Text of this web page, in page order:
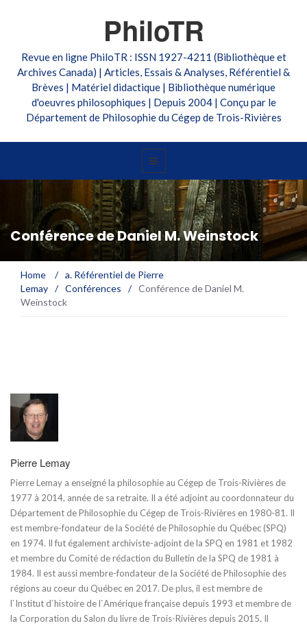
PhiloTR
Revue en ligne PhiloTR : ISSN 1927-4211 (Bibliothèque et
Archives Canada) | Articles, Essais & Analyses, Référentiel &
Brèves | Matériel didactique | Bibliothèque numérique
d'oeuvres philosophiques | Depuis 2004 | Conçu par le
Département de Philosophie du Cégep de Trois-Rivières
Conférence de Daniel M. Weinstock
Home / a. Référentiel de Pierre
Lemay / Conférences / Conférence de Daniel M.
Weinstock
Pierre Lemay
Pierre Lemay a enseigné la philosophie au Cégep de Trois-Rivières de
1977 à 2014, année de sa retraite. Il a été adjoint au coordonnateur du
Département de Philosophie du Cégep de Trois-Rivières en 1980-81. Il
est membre-fondateur de la Société de Philosophie du Québec (SPQ)
en 1974. Il fut également archiviste-adjoint de la SPQ en 1981 et 1982
et membre du Comité de rédaction du Bulletin de la SPQ de 1981 à
1984. Il est aussi membre-fondateur de la Société de Philosophie des
régions au coeur du Québec en 2017. De plus, il est membre de
l`Institut d`histoire de l`Amérique française depuis 1993 et membre de
la Corporation du Salon du livre de Trois-Rivières depuis 2015. Il